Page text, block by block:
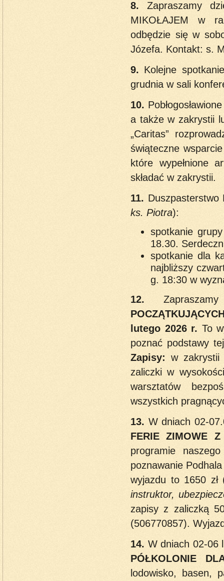
8.Zapraszamy
MIKOŁAJEM w
odbędzie się w
Józefa. Kontakt: s.
9. Kolejne
grudnia w sali
10.
a także w zakrystii
„Caritas”
świąteczne
które wypełnione
składać w zakrystii.
11. Duszpasterstwo
ks. Piotra):
spotkanie
18.30.
spotkanie dla
najbliższy
g. 18:30 w
12.
lutego 2026 r. To
poznać podstawy
Zapisy: w
zaliczki w
warsztatów
wszystkich
13. W dniach 02-
FERIE ZIMOWE
programie
poznawanie
wyjazdu to 1650 zł
instruktor,
zapisy z zaliczką
(506770857).
14. W dniach 02-06
PÓŁKOLONIE
lodowisko, basen,